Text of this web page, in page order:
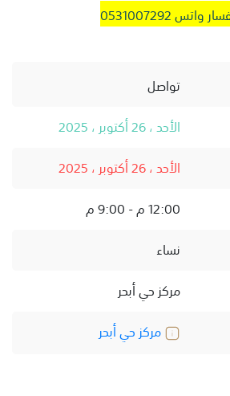
0531007292
تواصل
الأحد ، 26 أكتوبر ، 2025
الأحد ، 26 أكتوبر ، 2025
12:00 م - 9:00 م
نساء
مركز حي أبحر
مركز حي أبحر